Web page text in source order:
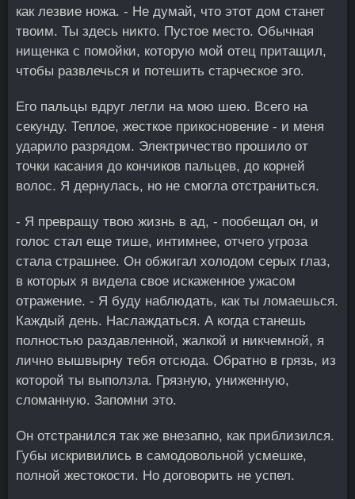
как лезвие ножа. - Не думай, что этот дом станет
твоим. Ты здесь никто. Пустое место. Обычная
нищенка с помойки, которую мой отец притащил,
чтобы развлечься и потешить старческое эго.
Его пальцы вдруг легли на мою шею. Всего на
секунду. Теплое, жесткое прикосновение - и меня
ударило разрядом. Электричество прошило от
точки касания до кончиков пальцев, до корней
волос. Я дернулась, но не смогла отстраниться.
- Я превращу твою жизнь в ад, - пообещал он, и
голос стал еще тише, интимнее, отчего угроза
стала страшнее. Он обжигал холодом серых глаз,
в которых я видела свое искаженное ужасом
отражение. - Я буду наблюдать, как ты ломаешься.
Каждый день. Наслаждаться. А когда станешь
полностью раздавленной, жалкой и никчемной, я
лично вышвырну тебя отсюда. Обратно в грязь, из
которой ты выползла. Грязную, униженную,
сломанную. Запомни это.
Он отстранился так же внезапно, как приблизился.
Губы искривились в самодовольной усмешке,
полной жестокости. Но договорить не успел.